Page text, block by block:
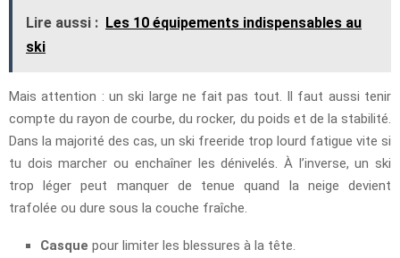
Lire aussi : Les 10 équipements indispensables au
ski
Mais attention : un ski large ne fait pas tout. Il faut aussi tenir
compte du rayon de courbe, du rocker, du poids et de la stabilité.
Dans la majorité des cas, un ski freeride trop lourd fatigue vite si
tu dois marcher ou enchaîner les dénivelés. À l’inverse, un ski
trop léger peut manquer de tenue quand la neige devient
trafolée ou dure sous la couche fraîche.
Casque pour limiter les blessures à la tête.